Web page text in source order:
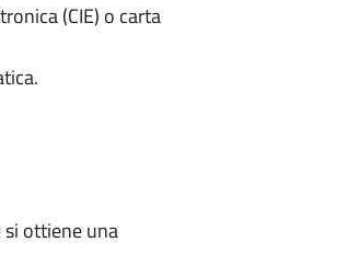
(CIE) o carta
ottiene una